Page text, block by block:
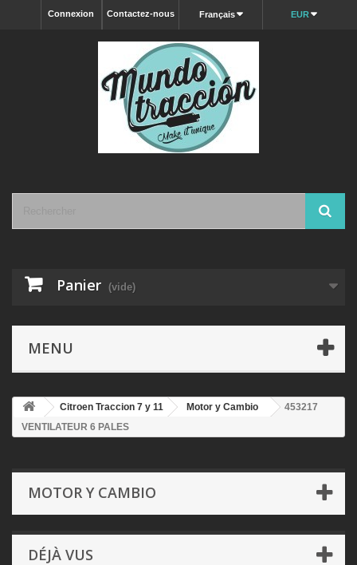
EUR
Français
Contactez-nous
Connexion
Panier (vide)
MENU
Citroen Traccion 7 y 11 Motor y Cambio
453217
VENTILATEUR 6 PALES
MOTOR Y CAMBIO
DÉJÀ VUS